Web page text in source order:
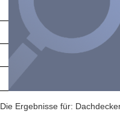
Die Ergebnisse für: